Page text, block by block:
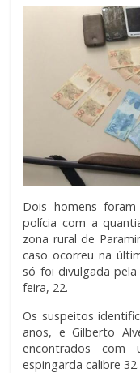
Dois homens
polícia com a
zona rural de
caso ocorreu na
só foi divulgada
feira, 22.
Os suspeitos
anos, e Gilberto
encontrados
espingarda calibre 32.